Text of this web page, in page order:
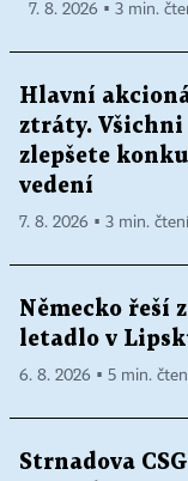
7. 8. 2026 ▪ 3 min.
Hlavní
ztráty. Všichni
zlepšete
vedení
7. 8. 2026 ▪ 3 min. čtení
Německo řeší
letadlo v
6. 8. 2026 ▪ 5 min.
Strnadova